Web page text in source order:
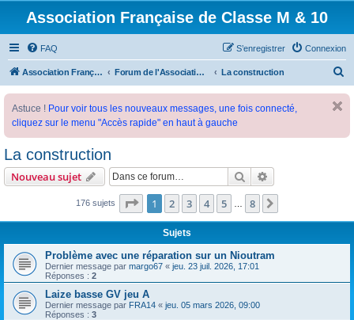
Association Française de Classe M & 10
FAQ Connexion
S’enregistrer
Association Française de Classe M Forum de l'Association Française de Classe M La construction
e
r
Astuce ! Pour voir tous les nouveaux messages, une fois connecté,
cliquez sur le menu "Accès rapide" en haut à gauche
La construction
Nouveau sujet Rechercher
176 sujets Page 1sur8
1 2 3 4 5 8
Sujets
Problème avec une réparation sur un Nioutram
Dernier message par margo67 « jeu. 23 juil. 2026, 17:01
Réponses : 2
Laize basse GV jeu A
Dernier message par FRA14 « jeu. 05 mars 2026, 09:00
Réponses : 3